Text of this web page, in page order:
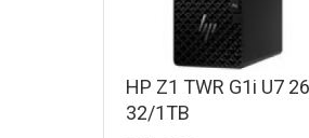
HP Z1 TWR G1i U7
32/1TB